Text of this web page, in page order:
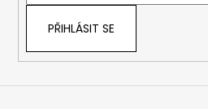
PŘIHLÁSIT SE